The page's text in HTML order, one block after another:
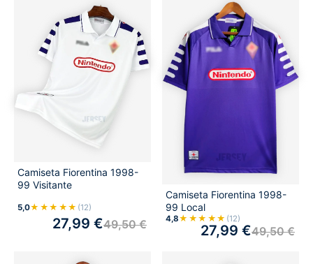
Camiseta Fiorentina 1998-
99 Visitante
5,0★★★★★ (12)
49,50€
27,99 €
Camiseta Fiorentina 1998-
99 Local
4,8★★★★★ (12)
49,50€
27,99 €